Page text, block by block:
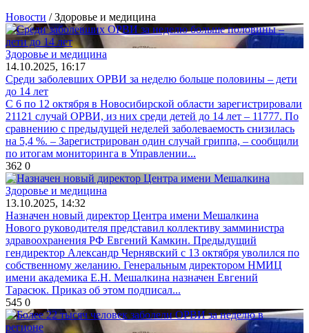
Новости / Здоровье и медицина
Здоровье и медицина
14.10.2025, 16:17
Среди заболевших ОРВИ за неделю больше половины – дети
до 14 лет
С 6 по 12 октября в Новосибирской области зарегистрировали
21121 случай ОРВИ, из них среди детей до 14 лет – 11777. По
сравнению с предыдущей неделей заболеваемость снизилась
на 5,4 %. – Зарегистрирован один случай гриппа, – сообщили
по итогам мониторинга в Управлении...
362 0
Здоровье и медицина
13.10.2025, 14:32
Назначен новый директор Центра имени Мешалкина
Нового руководителя представил коллективу замминистра
здравоохранения РФ Евгений Камкин. Предыдущий
гендиректор Александр Чернявский с 13 октября уволился по
собственному желанию. Генеральным директором НМИЦ
имени академика Е.Н. Мешалкина назначен Евгений
Тарасюк. Приказ об этом подписал...
545 0